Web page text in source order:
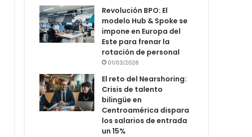
Revolución BPO: El
modelo Hub & Spoke se
impone en Europa del
Este para frenar la
rotación de personal
01/03/2026
El reto del Nearshoring:
Crisis de talento
bilingüe en
Centroamérica dispara
los salarios de entrada
un 15%